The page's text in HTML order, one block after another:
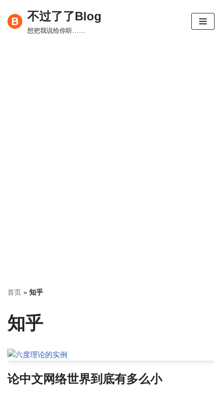
跳
不过了了Blog
想把我说给你听……
首页 » 知乎
知乎
论中文网络世界到底有多么小